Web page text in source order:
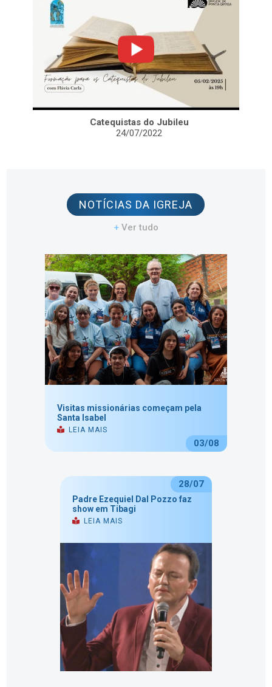
Catequistas do Jubileu
24/07/2022
NOTÍCIAS DA IGREJA
+Ver tudo
03/08
Visitas missionárias começam pela
Santa Isabel
LEIA MAIS
28/07
Padre Ezequiel Dal Pozzo faz
show em Tibagi
LEIA MAIS